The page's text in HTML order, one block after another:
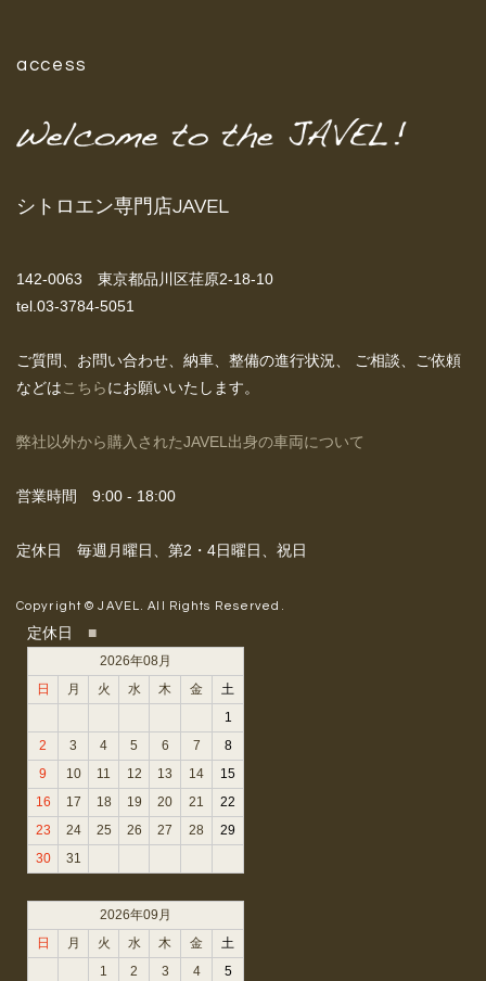
access
シトロエン専門店JAVEL
142-0063 東京都品川区荏原2-18-10
tel.03-3784-5051
ご質問、お問い合わせ、納車、整備の進行状況、
ご相談、ご依頼
などは こちらにお願いいたします。
弊社以外から購入されたJAVEL出身の車両について
営業時間 9:00 - 18:00
定休日 毎週月曜日、第2・4日曜日、祝日
Copyright © JAVEL. All Rights Reserved.
定休日 ■
2026年08月
日
月 火 水 木 金
土
1
2
3 4 5 6 7
8
9
10 11 12 13 14
15
16
17 18 19 20 21
22
23
24 25 26 27 28
29
30
31
2026年09月
日
月 火 水 木 金
土
1
2 3 4 5